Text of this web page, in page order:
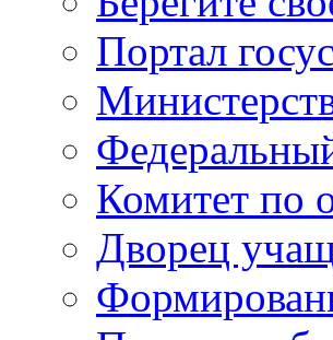
Портал
Комитет по
Дворец